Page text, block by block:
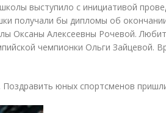
выступило с инициативой
получали бы дипломы об
Оксаны Алексеевны Рочевой.
чемпионки Ольги Зайцевой.
юных спортсменов